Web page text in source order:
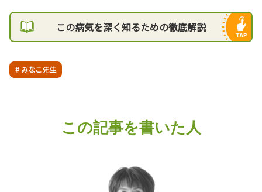
この病気を深く知るための徹底解説
# みなこ先生
この記事を書いた人